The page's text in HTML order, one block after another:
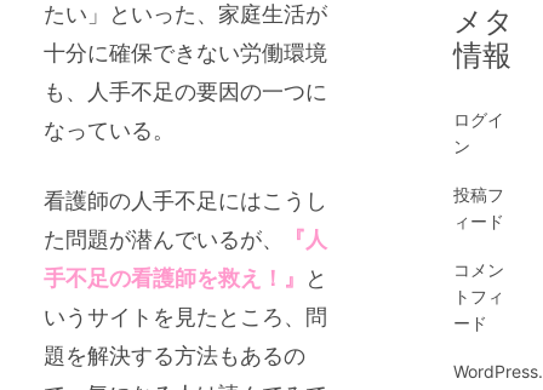
たい」といった、家庭生活が
十分に確保できない労働環境
も、人手不足の要因の一つに
なっている。
看護師の人手不足にはこうし
た問題が潜んでいるが、
『人
手不足の看護師を救え！ 』
と
いうサイトを見たところ、問
題を解決する方法もあるの
メタ
情報
ログイ
ン
投稿フ
ィード
コメン
トフィ
ード